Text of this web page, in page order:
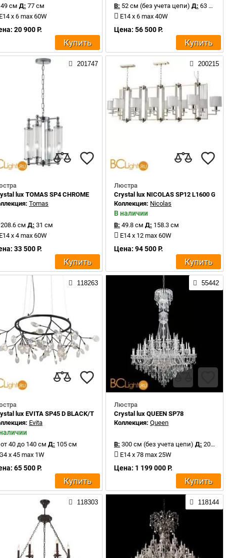
49 см Д: 77 см
E14 x 6 max 60W
20 900 Р.
Купить
В: 52 см (без учета цепи) Д: 63 см
E14 x 6 max 40W
Цена: 56 500 Р.
Купить
201747
lux TOMAS SP4 CHROME
Tomas
208.6 см Д: 31 см
E14 x 4 max 60W
33 500 Р.
Купить
200215
Люстра
Crystal lux NICOLAS SP12 L1600 GOLD/
Коллекция: Nicolas
В наличии
В: 49.8 см Д: 158.3 см
E14 x 12 max 60W
Цена: 94 500 Р.
Купить
118263
lux EVITA SP45 D BLACK/TRANSPARENT
Evita
от 40 до 140 см Д: 105 см
x 45 max 1W
65 500 Р.
Купить
55442
Люстра
Crystal lux QUEEN SP78
Коллекция: Queen
В: 300 см (без учета цепи) Д: 200 см
E14 x 78 max 25W
Цена: 1 199 000 Р.
Купить
118303 118144